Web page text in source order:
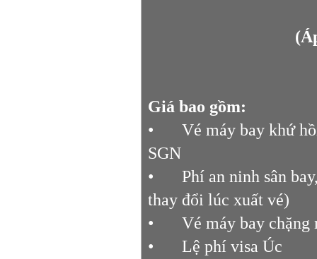
Giá bao gồm:
•
Vé máy bay khứ
SGN
•
Phí an ninh sân
thay đổi lúc xuất vé)
•
Vé máy bay
•
Lệ phí visa Úc